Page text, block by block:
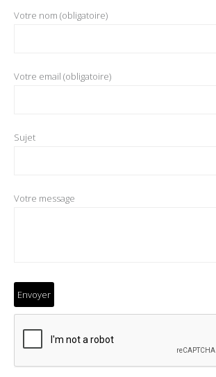
Votre nom (obligatoire)
Votre email (obligatoire)
Sujet
Votre message